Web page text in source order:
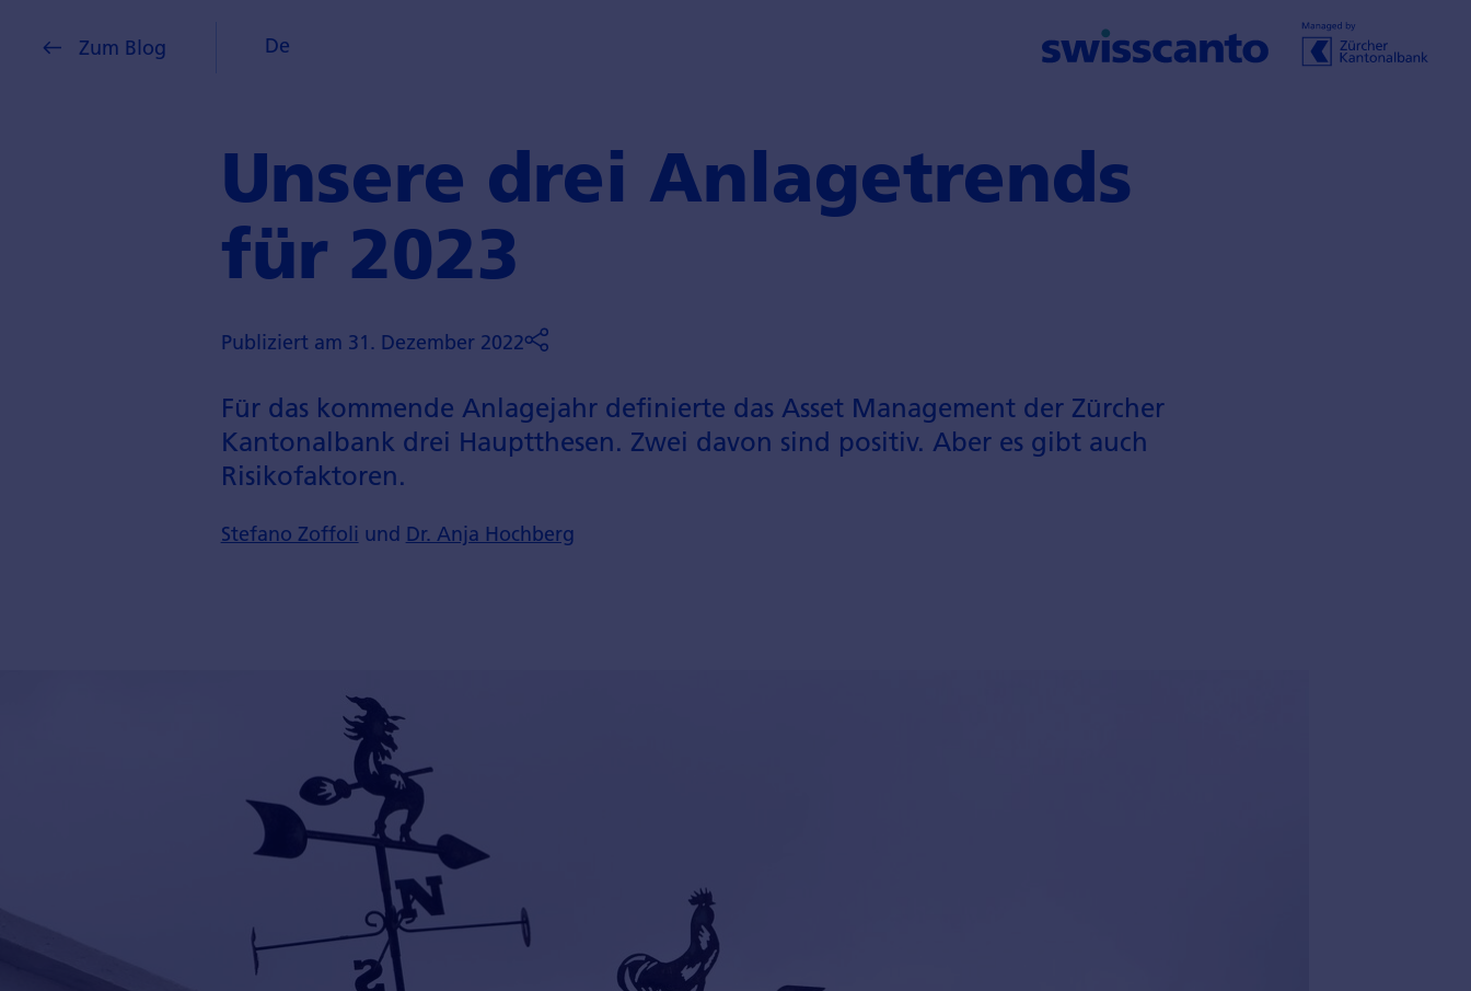
Zum Blog De
Unsere drei Anlagetrends
für 2023
Publiziert am 31. Dezember 2022
Für das kommende Anlagejahr definierte das Asset Management der Zürcher
Kantonalbank drei Hauptthesen. Zwei davon sind positiv. Aber es gibt auch
Risikofaktoren.
Stefano Zoffoli und Dr. Anja Hochberg